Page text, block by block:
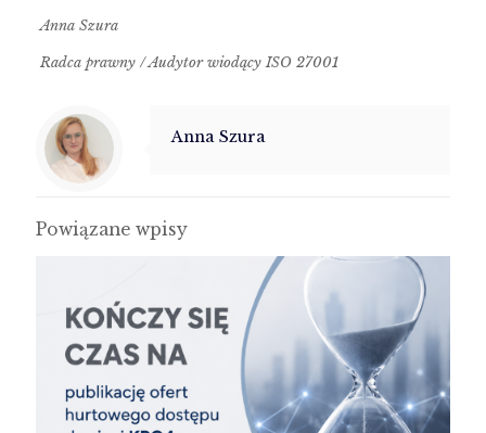
Anna Szura
Radca prawny / Audytor wiodący ISO 27001
Anna Szura
Powiązane wpisy